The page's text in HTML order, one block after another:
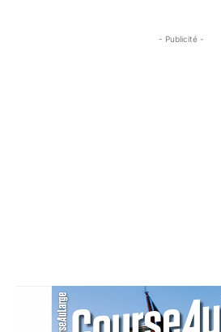
- Publicité -